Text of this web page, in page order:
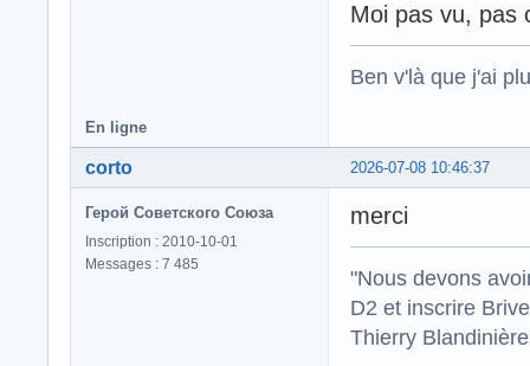
Moi pas vu, pas
Ben v'là que j'ai
En ligne
2026-07-08 10:46:37
corto
Герой Советского Союза
Inscription : 2010-10-01
Messages : 7 485
merci
"Nous devons
D2 et inscrire
Thierry